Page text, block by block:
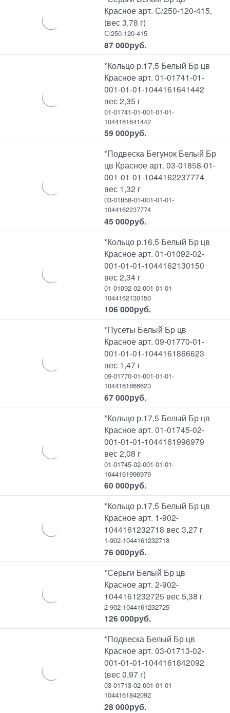
Красное арт. С/250-120-415,
(вес 3,78 г)
С/250-120-415
87 000руб.
*Кольцо р.17,5 Белый Бр цв
Красное арт. 01-01741-01-
001-01-01-1044161641442
вес 2,35 г
01-01741-01-001-01-01-
1044161641442
59 000руб.
*Подвеска Бегунок Белый Бр
цв Красное арт. 03-01858-01-
001-01-01-1044162237774
вес 1,32 г
03-01858-01-001-01-01-
1044162237774
45 000руб.
*Кольцо р.16,5 Белый Бр цв
Красное арт. 01-01092-02-
001-01-01-1044162130150
вес 2,34 г
01-01092-02-001-01-01-
1044162130150
106 000руб.
*Пусеты Белый Бр цв
Красное арт. 09-01770-01-
001-01-01-1044161866623
вес 1,47 г
09-01770-01-001-01-01-
1044161866623
67 000руб.
*Кольцо р.17,5 Белый Бр цв
Красное арт. 01-01745-02-
001-01-01-1044161996979
вес 2,08 г
01-01745-02-001-01-01-
1044161996979
60 000руб.
*Кольцо р.17,5 Белый Бр цв
Красное арт. 1-902-
1044161232718 вес 3,27 г
1-902-1044161232718
76 000руб.
*Серьги Белый Бр цв
Красное арт. 2-902-
1044161232725 вес 5,38 г
2-902-1044161232725
126 000руб.
*Подвеска Белый Бр цв
Красное арт. 03-01713-02-
001-01-01-1044161842092
(вес 0,97 г)
03-01713-02-001-01-01-
1044161842092
28 000руб.